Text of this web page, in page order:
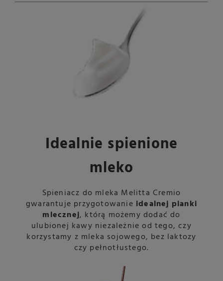
Idealnie spienione
mleko
Spieniacz do mleka Melitta Cremio
gwarantuje przygotowanie idealnej pianki
mlecznej, którą możemy dodać do
ulubionej kawy niezależnie od tego, czy
korzystamy z mleka sojowego, bez laktozy
czy pełnotłustego.